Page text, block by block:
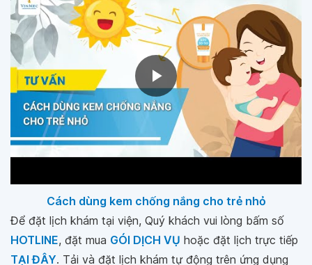
Cách dùng kem chống nắng cho trẻ nhỏ
Để đặt lịch khám tại viện, Quý khách vui lòng bấm số
HOTLINE, đặt mua GÓI DỊCH VỤ hoặc đặt lịch trực tiếp
TẠI ĐÂY. Tải và đặt lịch khám tự động trên ứng dụng